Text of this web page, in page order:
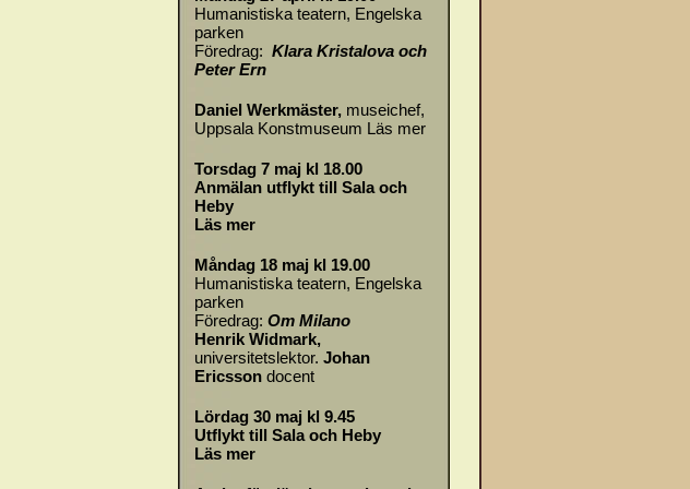
Humanistiska teatern, Engelska
parken
Föredrag: Klara Kristalova och
Peter Ern
Daniel Werkmäster, museichef,
Uppsala Konstmuseum Läs mer
Torsdag 7 maj kl 18.00
Anmälan utflykt till Sala och
Heby
Läs mer
Måndag 18 maj kl 19.00
Humanistiska teatern, Engelska
parken
Föredrag: Om Milano
Henrik Widmark,
universitetslektor. Johan
Ericsson docent
Lördag 30 maj kl 9.45
Utflykt till Sala och Heby
Läs mer